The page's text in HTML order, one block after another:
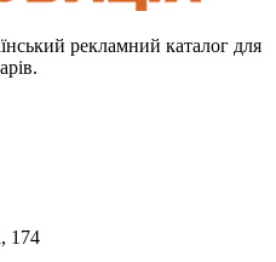
рекламний каталог для
174